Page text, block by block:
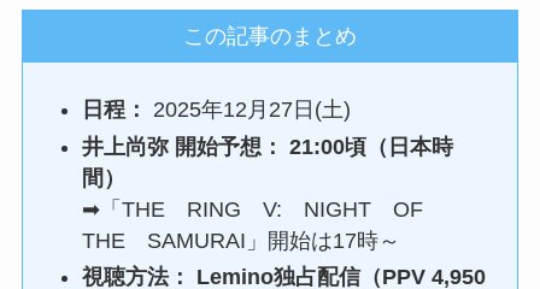
この記事のまとめ
日程：
2025年12月27日(土)
井上尚弥 開始予想：
21:00頃（日本時
間）
➡「THE RING V: NIGHT OF
THE SAMURAI」開始は17時～
視聴方法：
Lemino独占配信（PPV 4,950